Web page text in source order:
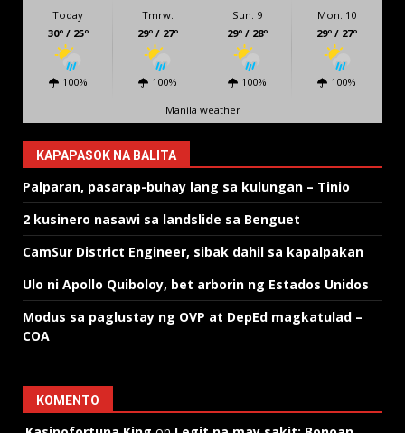
Today
30º / 25º
100%
Tmrw.
29º / 27º
100%
Sun. 9
29º / 28º
100%
Mon. 10
29º / 27º
100%
Manila weather
KAPAPASOK NA BALITA
Palparan, pasarap-buhay lang sa kulungan – Tinio
2 kusinero nasawi sa landslide sa Benguet
CamSur District Engineer, sibak dahil sa kapalpakan
Ulo ni Apollo Quiboloy, bet arborin ng Estados Unidos
Modus sa paglustay ng OVP at DepEd magkatulad –
COA
KOMENTO